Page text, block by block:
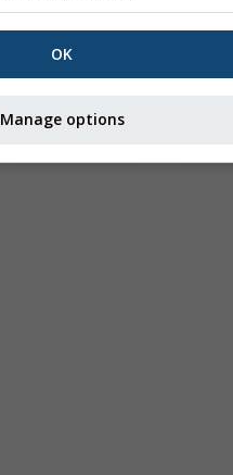
Seeing
OK
Manage options